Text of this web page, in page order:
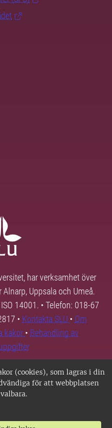
(cookies), som lagras i din
för att webbplatsen
har verksamhet över
Uppsala och Umeå.
14001. • Telefon: 018-67
• Kontakta SLU • Om
kakor • Behandling av